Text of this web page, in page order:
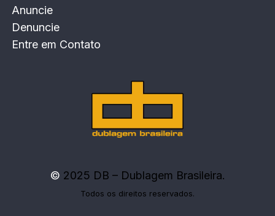
Anuncie
Denuncie
Entre em Contato
© 2025 DB – Dublagem Brasileira.
Todos os direitos reservados.